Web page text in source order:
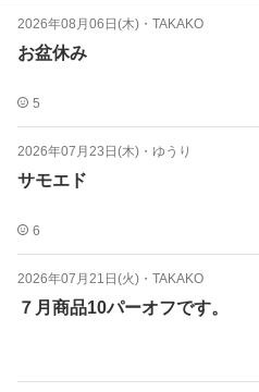
2026年08月06日(木) ・ TAKAKO
お盆休み
5
2026年07月23日(木) ・ ゆうり
サモエド
6
2026年07月21日(火) ・ TAKAKO
７月商品10パーオフです。